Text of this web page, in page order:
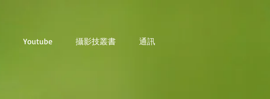
Youtube 攝影技叢書 通訊